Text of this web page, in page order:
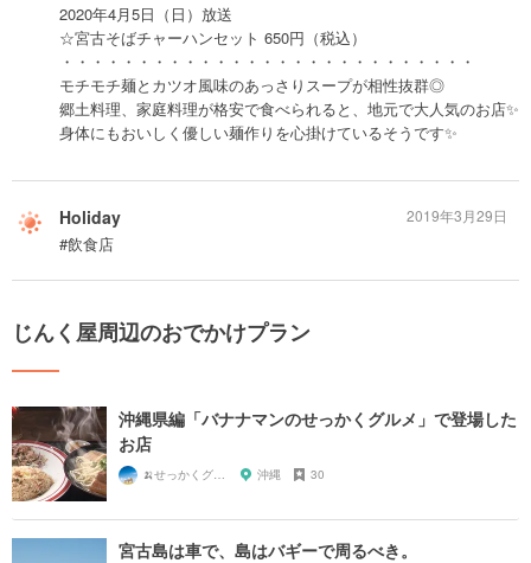
2020年4月5日（日）放送
☆宮古そばチャーハンセット 650円（税込）
・・・・・・・・・・・・・・・・・・・・・・・・・・・
モチモチ麺とカツオ風味のあっさりスープが相性抜群◎
郷土料理、家庭料理が格安で食べられると、地元で大人気のお店✨
身体にもおいしく優しい麺作りを心掛けているそうです✨
Holiday
#飲食店
2019年3月29日
じんく屋周辺のおでかけプラン
沖縄県編「バナナマンのせっかくグルメ」で登場した
お店
沖縄 30
宮古島は車で、島はバギーで周るべき。